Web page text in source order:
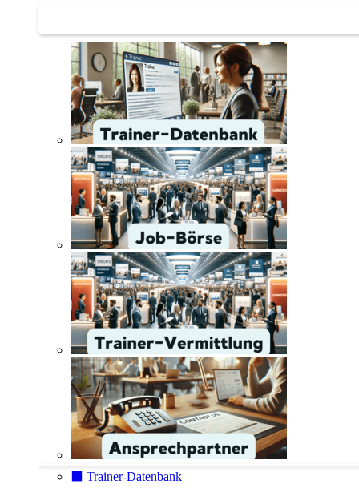
⬛️ Trainer-Datenbank